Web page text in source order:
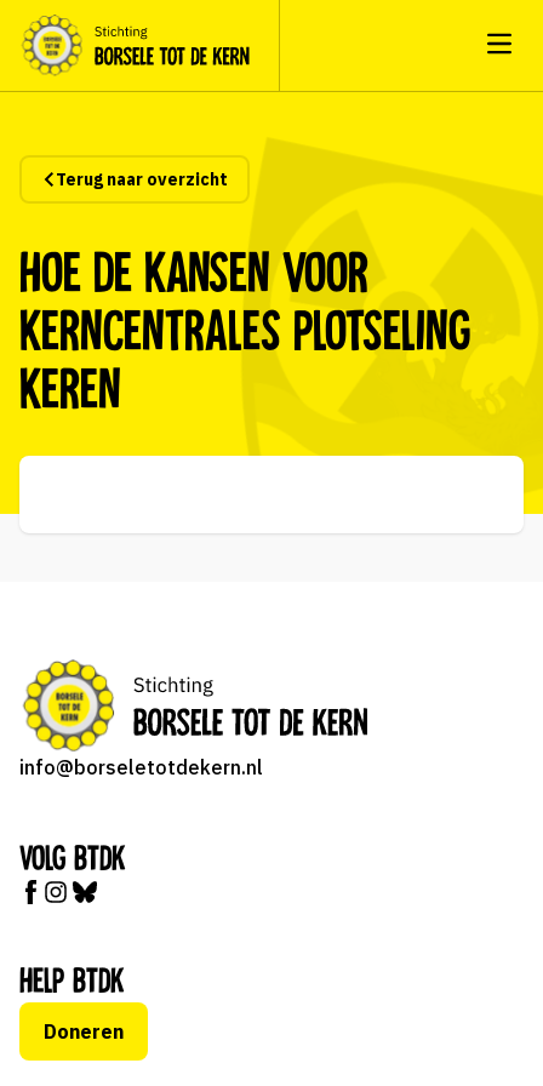
Terug naar overzicht
Hoe de kansen voor
kerncentrales plotseling
keren
info@borseletotdekern.nl
Volg BTDK
Help BTDK
Doneren